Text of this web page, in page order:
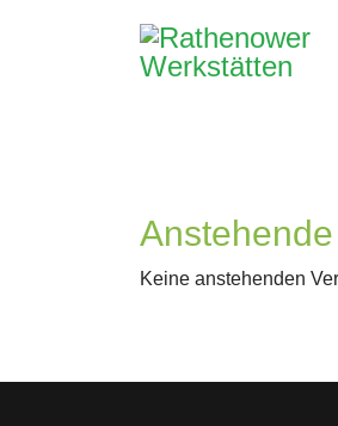
Keine anstehenden